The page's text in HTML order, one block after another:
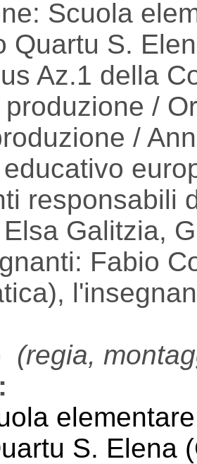
Scuola
Quartu S.
Az.1 della
/
/
responsabili
Galitzia,
Fabio
(regia,
S. Elena